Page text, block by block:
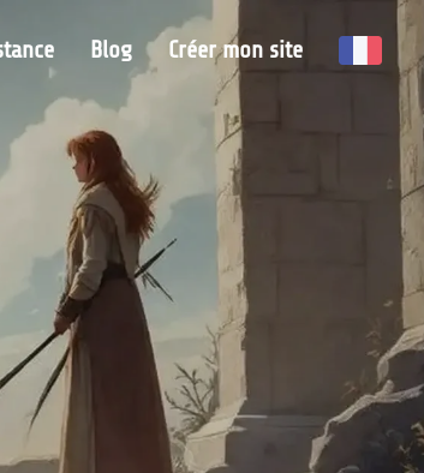
Blog Créer mon site